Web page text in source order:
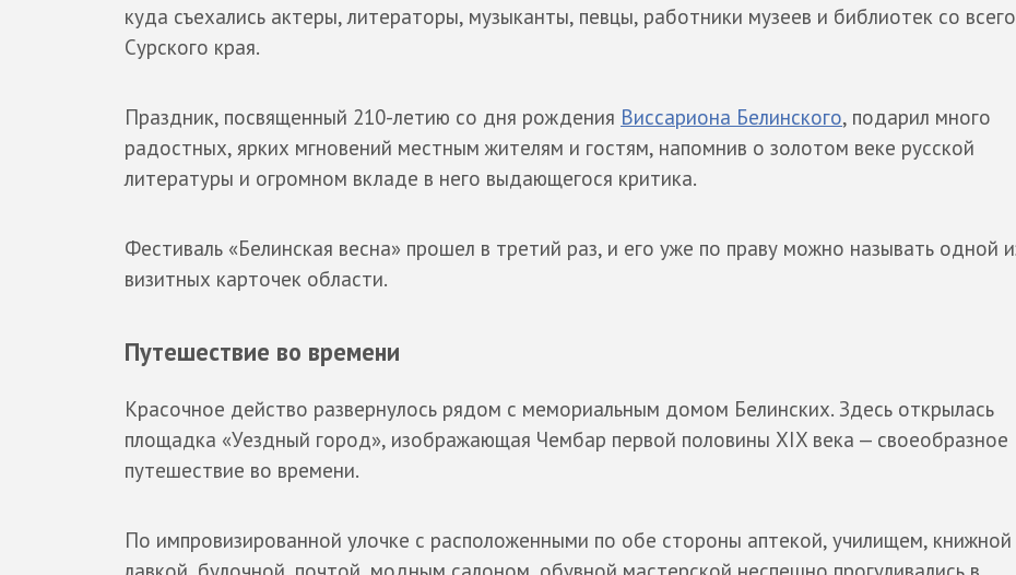
куда съехались актеры, литераторы, музыканты, певцы, работники музеев и библиотек со всего
Сурского края.
Праздник, посвященный 210-летию со дня рождения Виссариона Белинского, подарил много
радостных, ярких мгновений местным жителям и гостям, напомнив о золотом веке русской
литературы и огромном вкладе в него выдающегося критика.
Фестиваль «Белинская весна» прошел в третий раз, и его уже по праву можно называть одной
визитных карточек области.
Путешествие во времени
Красочное действо развернулось рядом с мемориальным домом Белинских. Здесь открылась
площадка «Уездный город», изображающая Чембар первой половины XIX века — своеобразное
путешествие во времени.
По импровизированной улочке с расположенными по обе стороны аптекой, училищем, книжной